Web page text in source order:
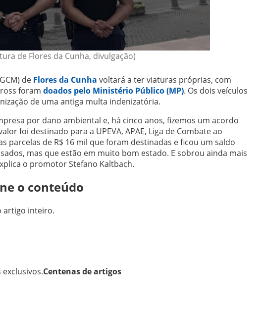
de Flores da Cunha, divulgação)
de Flores da Cunha voltará a ter viaturas próprias, com
foram doados pelo Ministério Público (MP). Os dois veículos
de uma antiga multa indenizatória.
por dano ambiental e, há cinco anos, fizemos um acordo
foi destinado para a UPEVA, APAE, Liga de Combate ao
parcelas de R$ 16 mil que foram destinadas e ficou um saldo
mas que estão em muito bom estado. E sobrou ainda mais
o promotor Stefano Kaltbach.
o conteúdo
artigo inteiro.
Centenas de artigos